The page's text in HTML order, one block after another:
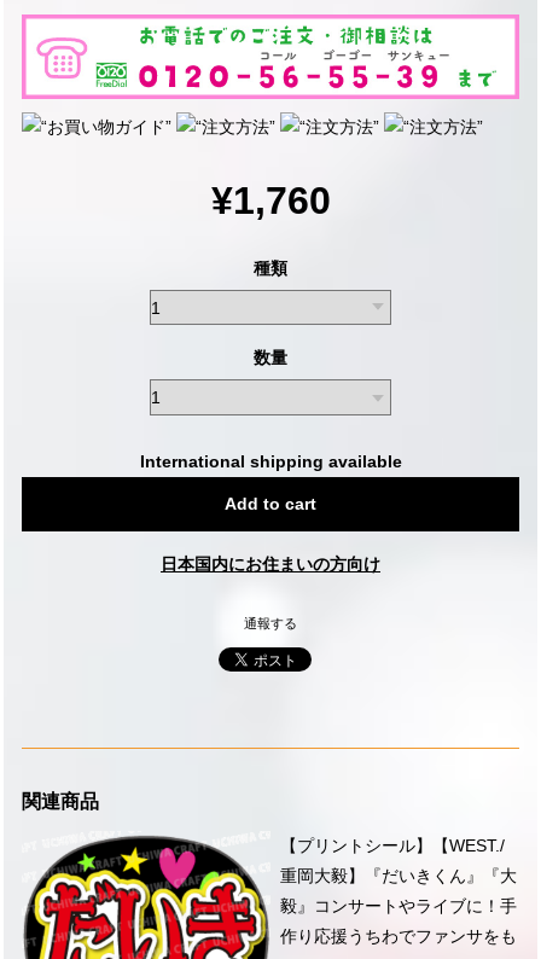
¥1,760
種類
数量
International shipping available
Add to cart
日本国内にお住まいの方向け
通報する
関連商品
【プリントシール】【WEST./
重岡大毅】『だいきくん』『大
毅』コンサートやライブに！手
作り応援うちわでファンサをも